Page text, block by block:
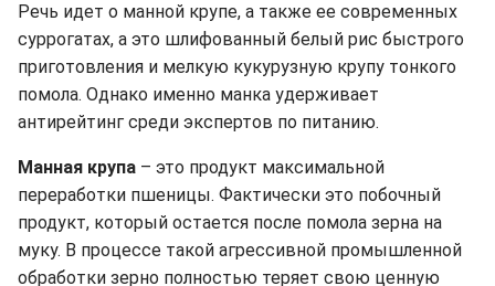
Речь идет о манной крупе, а также ее современных
суррогатах, а это шлифованный белый рис быстрого
приготовления и мелкую кукурузную крупу тонкого
помола. Однако именно манка удерживает
антирейтинг среди экспертов по питанию.
Манная крупа – это продукт максимальной
переработки пшеницы. Фактически это побочный
продукт, который остается после помола зерна на
муку. В процессе такой агрессивной промышленной
обработки зерно полностью теряет свою ценную